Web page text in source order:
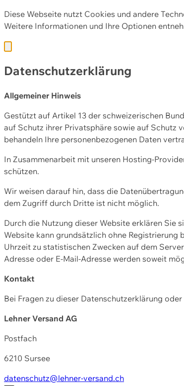
Diese Webseite nutzt Cookies und andere
Weitere Informationen und Ihre Optionen
Datenschutzerklärung
Allgemeiner Hinweis
Gestützt auf Artikel 13 der schweizerischen
auf Schutz ihrer Privatsphäre sowie auf Schutz
behandeln Ihre personenbezogenen Daten
In Zusammenarbeit mit unseren Hosting-
schützen.
Wir weisen darauf hin, dass die
dem Zugriff durch Dritte ist nicht möglich.
Durch die Nutzung dieser Website erklären Sie
Website kann grundsätzlich ohne Registrierung
Uhrzeit zu statistischen Zwecken auf dem
Adresse oder E-Mail-Adresse werden soweit
Kontakt
Bei Fragen zu dieser Datenschutzerklärung
Lehner Versand AG
Postfach
6210 Sursee
datenschutz@lehner-versand.ch